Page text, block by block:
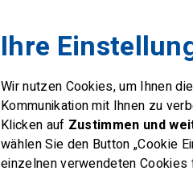
Ihre
Wir nutzen Cookies, um Ihnen
Kommunikation mit Ihnen zu
Klicken auf Zustimmen und
wählen Sie den Button „Cookie
einzelnen verwendeten Cookies